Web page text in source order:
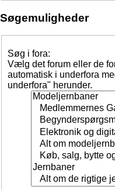
Søgemuligheder
Søg i fora:
Vælg det forum eller de
automatisk i underfora
underfora" herunder.